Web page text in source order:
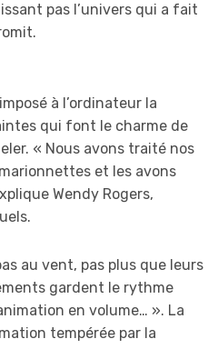
pas l’univers qui a fait
à l’ordinateur la
qui font le charme de
« Nous avons traité nos
et les avons
Wendy Rogers,
au vent, pas plus que leurs
gardent le rythme
en volume… ». La
tempérée par la